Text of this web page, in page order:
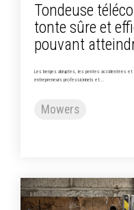
Tondeuse
tonte sûre et
pouvant
Les berges abruptes, les pentes accidentées
entrepreneurs professionnels et...
Mowers